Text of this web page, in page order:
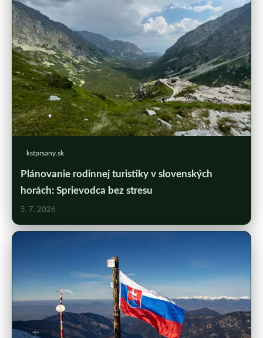
kstprsany.sk
Plánovanie rodinnej turistiky v slovenských
horách: Sprievodca bez stresu
5. 7. 2026